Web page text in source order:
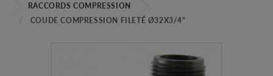
RACCORDS COMPRESSION
COUDE COMPRESSION FILETÉ Ø32X3/4"